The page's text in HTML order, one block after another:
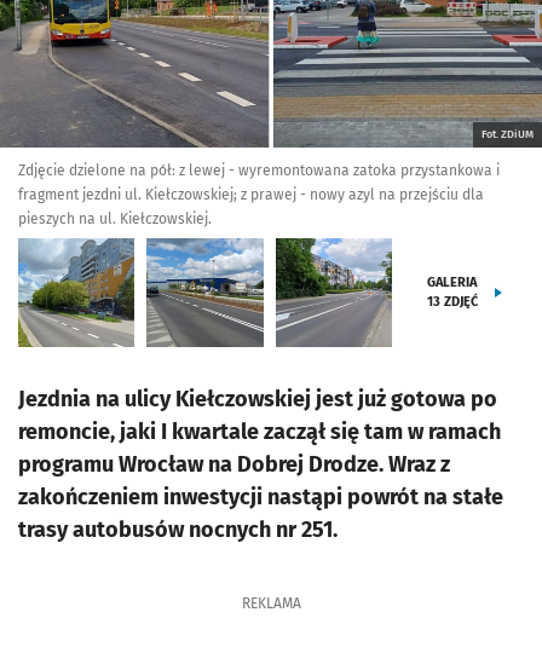
Fot. ZDiUM
Zdjęcie dzielone na pół: z lewej - wyremontowana zatoka przystankowa i
fragment jezdni ul. Kiełczowskiej; z prawej - nowy azyl na przejściu dla
pieszych na ul. Kiełczowskiej.
GALERIA
13 ZDJĘĆ
Jezdnia na ulicy Kiełczowskiej jest już gotowa po
remoncie, jaki I kwartale zaczął się tam w ramach
programu Wrocław na Dobrej Drodze. Wraz z
zakończeniem inwestycji nastąpi powrót na stałe
trasy autobusów nocnych nr 251.
REKLAMA